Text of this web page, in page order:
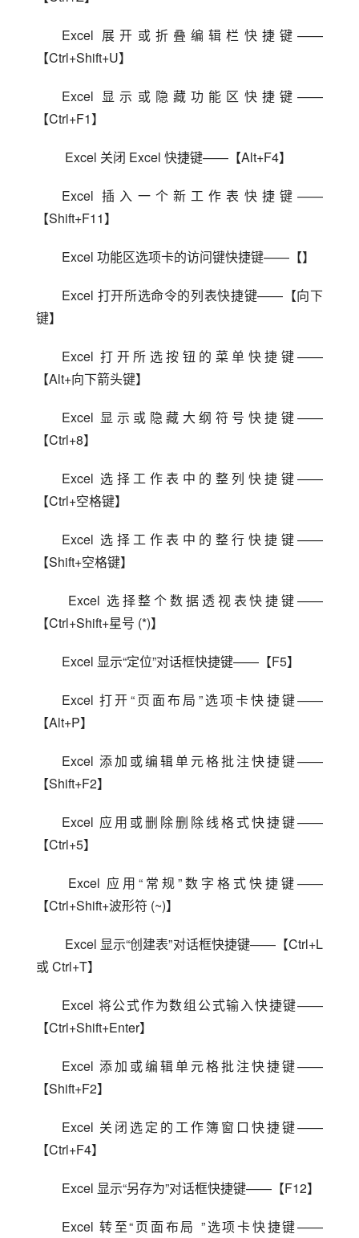
Excel 展开或折叠编辑栏快捷键——
【Ctrl+Shift+U】
Excel 显示或隐藏功能区快捷键——
【Ctrl+F1】
Excel 关闭 Excel 快捷键——【Alt+F4】
Excel 插入一个新工作表快捷键——
【Shift+F11】
Excel 功能区选项卡的访问键快捷键——【】
Excel 打开所选命令的列表快捷键——【向下
键】
Excel 打开所选按钮的菜单快捷键——
【Alt+向下箭头键】
Excel 显示或隐藏大纲符号快捷键——
【Ctrl+8】
Excel 选择工作表中的整列快捷键——
【Ctrl+空格键】
Excel 选择工作表中的整行快捷键——
【Shift+空格键】
【Ctrl+Shift+星号 (*)】
Excel 显示“定位”对话框快捷键——【F5】
Excel 打开“页面布局”选项卡快捷键——
【Alt+P】
Excel 添加或编辑单元格批注快捷键——
【Shift+F2】
Excel 应用或删除删除线格式快捷键——
【Ctrl+5】
【Ctrl+Shift+波形符 (~)】
或 Ctrl+T】
Excel 将公式作为数组公式输入快捷键——
【Ctrl+Shift+Enter】
Excel 添加或编辑单元格批注快捷键——
【Shift+F2】
Excel 关闭选定的工作簿窗口快捷键——
【Ctrl+F4】
Excel 显示“另存为”对话框快捷键——【F12】
Excel 转至“页面布局 ”选项卡快捷键——